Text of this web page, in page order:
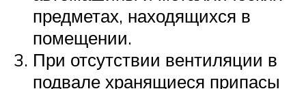
предметах, находящихся в
помещении.
При отсутствии вентиляции в
подвале хранящиеся припасы